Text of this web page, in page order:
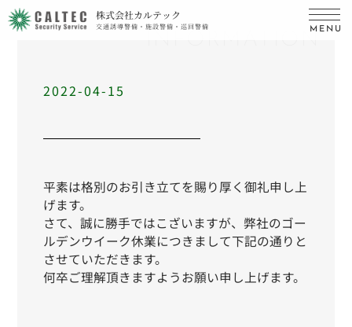
株式会社カルテック
交通誘導警備・施設警備・巡回警備 MENU
2022-04-15
平素は格別のお引き立てを賜り厚く御礼申し上
げます。
さて、誠に勝手ではこざいますが、弊社のゴー
ルデンウイーク休業につきまして下記の通りと
させていただきます。
何卒ご理解頂きますようお願い申し上げます。